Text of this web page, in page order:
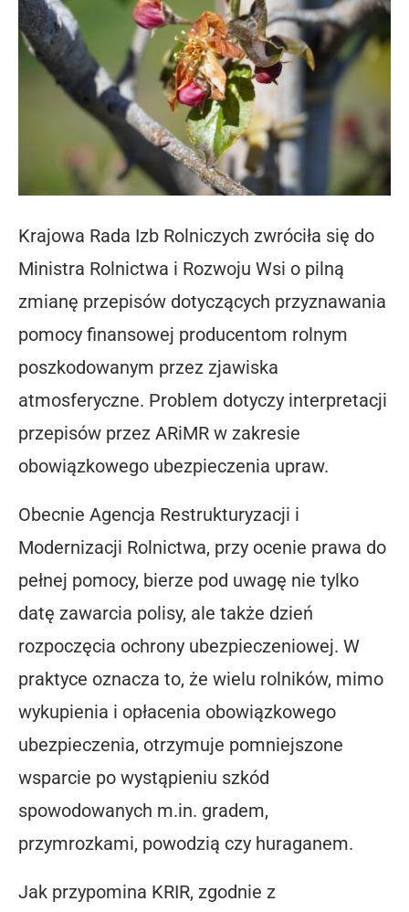
Krajowa Rada Izb Rolniczych zwróciła się do
Ministra Rolnictwa i Rozwoju Wsi o pilną
zmianę przepisów dotyczących przyznawania
pomocy finansowej producentom rolnym
poszkodowanym przez zjawiska
atmosferyczne. Problem dotyczy interpretacji
przepisów przez ARiMR w zakresie
obowiązkowego ubezpieczenia upraw.
Obecnie Agencja Restrukturyzacji i
Modernizacji Rolnictwa, przy ocenie prawa do
pełnej pomocy, bierze pod uwagę nie tylko
datę zawarcia polisy, ale także dzień
rozpoczęcia ochrony ubezpieczeniowej. W
praktyce oznacza to, że wielu rolników, mimo
wykupienia i opłacenia obowiązkowego
ubezpieczenia, otrzymuje pomniejszone
wsparcie po wystąpieniu szkód
spowodowanych m.in. gradem,
przymrozkami, powodzią czy huraganem.
Jak przypomina KRIR, zgodnie z